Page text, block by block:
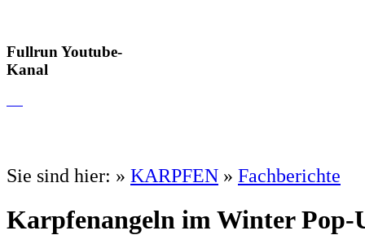
Fullrun Youtube-
Kanal
Sie sind hier: » KARPFEN » Fachberichte
Karpfenangeln im Winter Pop-